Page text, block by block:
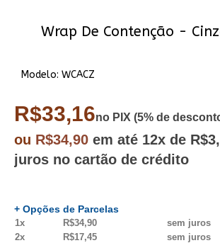
Wrap De Contenção -
Modelo: WCACZ
R$33,16no PIX (5% de
ou R$34,90 em até 12x de
juros no cartão de crédito
+ Opções de Parcelas
1x R$34,90
sem juros
2x
R$17,45
sem juros